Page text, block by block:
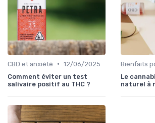
CBD et anxiété • 12/06/2025
Comment éviter un test
salivaire positif au THC ?
Le
naturel à